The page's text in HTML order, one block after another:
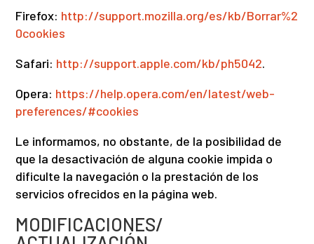
Firefox: http://support.mozilla.org/es/kb/Borrar%2
0cookies
Safari: http://support.apple.com/kb/ph5042.
Opera: https://help.opera.com/en/latest/web-
preferences/#cookies
Le informamos, no obstante, de la posibilidad de
que la desactivación de alguna cookie impida o
dificulte la navegación o la prestación de los
servicios ofrecidos en la página web.
MODIFICACIONES/